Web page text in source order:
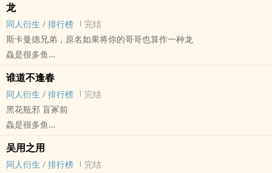
BL - 短篇 - 完结
龙
同人衍生 / 排行榜
完结
斯卡曼德兄弟，原名如果将你的哥哥也算作一种龙
鱻是很多鱼
Scamander] 同人衍生 - 影视同人
BL - 短篇 - 完结
谁道不逢春
同人衍生 / 排行榜
完结
黑花瓶邪 盲冢前
鱻是很多鱼
盗笔[盗墓笔记] - 黑花[黑眼镜/解语花] 同人衍生 - 小说同人
BL - 短篇 - 完结
吴用之用
同人衍生 / 排行榜
完结